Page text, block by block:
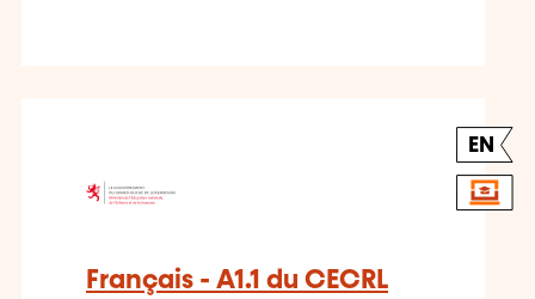
EN
Français - A1.1 du CECRL